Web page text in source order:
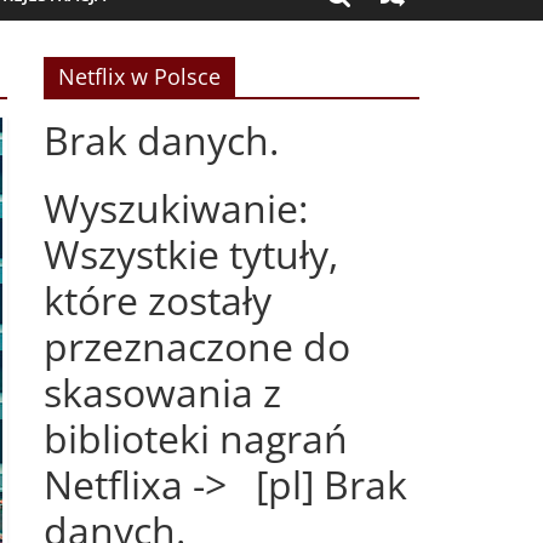
Netflix w Polsce
Brak danych.
Wyszukiwanie:
Wszystkie tytuły,
które zostały
przeznaczone do
skasowania z
biblioteki nagrań
Netflixa -> [pl] Brak
danych.